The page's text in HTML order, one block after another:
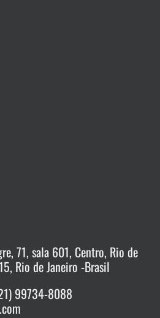
71, sala 601, Centro, Rio de
Rio de Janeiro -Brasil
99734-8088